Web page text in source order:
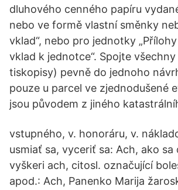
dluhového cenného papíru
nebo ve formě vlastní směnky
vklad“, nebo pro jednotky
vklad k jednotce“. Spojte
tiskopisy) pevně do jednoho
pouze u parcel ve zjednodušené
jsou původem z jiného
vstupného, v. honoráru, v.
usmiať sa, vyceriť sa: Ach, ako sa
vyškeri ach, citosl. označující
apod.: Ach, Panenko Marija